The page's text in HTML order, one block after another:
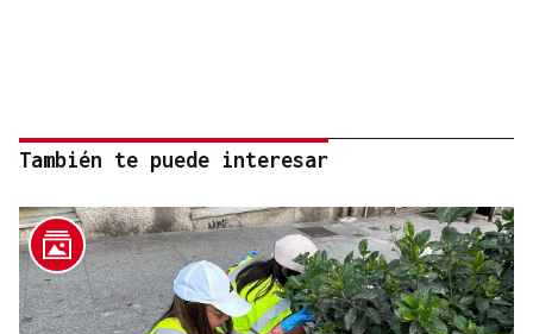
También te puede interesar